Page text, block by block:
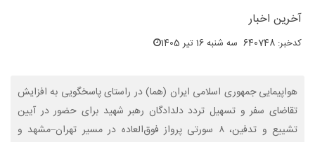
آخرین اخبار
کدخبر: 640748 سه شنبه 16 تیر 1405
هواپیمایی جمهوری اسلامی ایران (هما) در راستای پاسخگویی به افزایش
تقاضای سفر و تسهیل تردد دلدادگان رهبر شهید برای حضور در آیین
تشییع و تدفین، ۸ سورتی پرواز فوق‌العاده در مسیر تهران–مشهد و